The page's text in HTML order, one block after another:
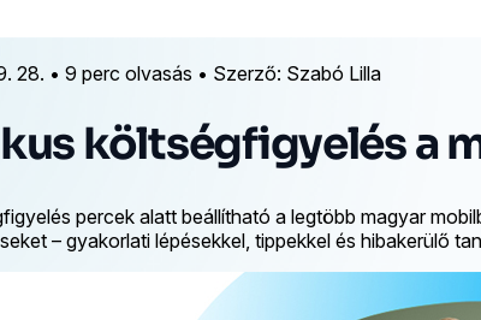
28. • 9 perc olvasás • Szerző: Szabó Lilla
költségfigyelés a
percek alatt beállítható a legtöbb magyar
– gyakorlati lépésekkel, tippekkel és hibakerülő